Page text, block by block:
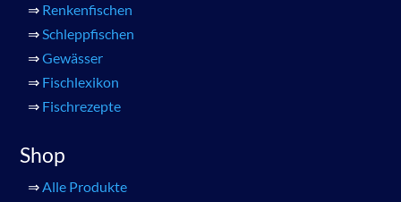
⇒ Renkenfischen
⇒Schleppfischen
⇒Gewässer
⇒ Fischlexikon
⇒ Fischrezepte
Shop
⇒Alle Produkte